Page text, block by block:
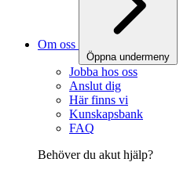
Om oss
Öppna undermeny
Jobba hos oss
Anslut dig
Här finns vi
Kunskapsbank
FAQ
Behöver du akut hjälp?